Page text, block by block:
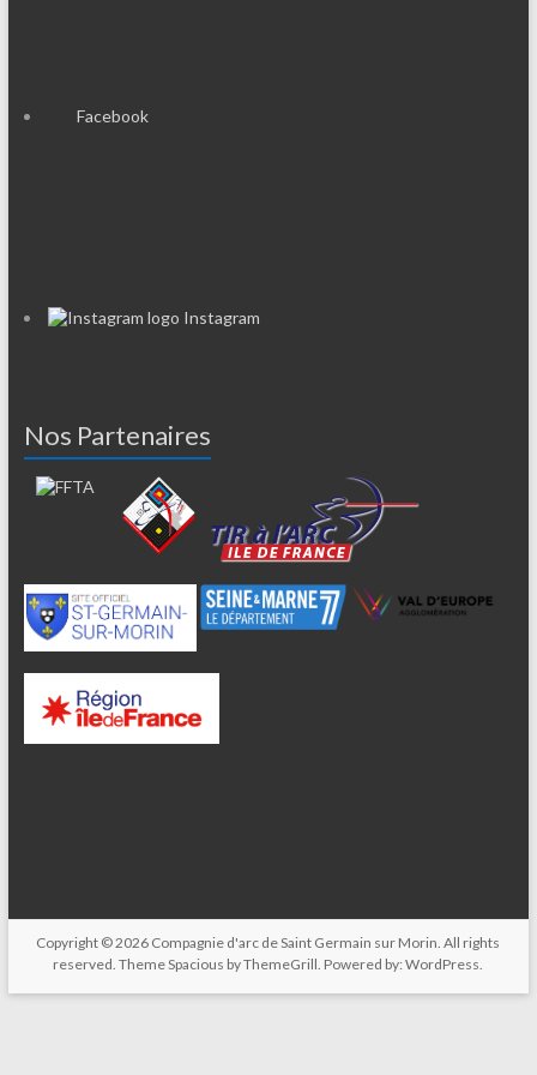
Facebook
Instagram
Nos Partenaires
Copyright © 2026 Compagnie d'arc de Saint Germain sur Morin. All rights
reserved. ThemeSpacious by ThemeGrill. Powered by:WordPress.